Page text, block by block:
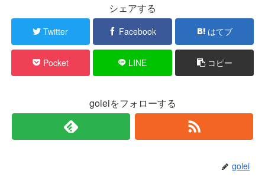
シェアする
Twitter Facebook はてブ
Pocket LINE コピー
goleiをフォローする
golei